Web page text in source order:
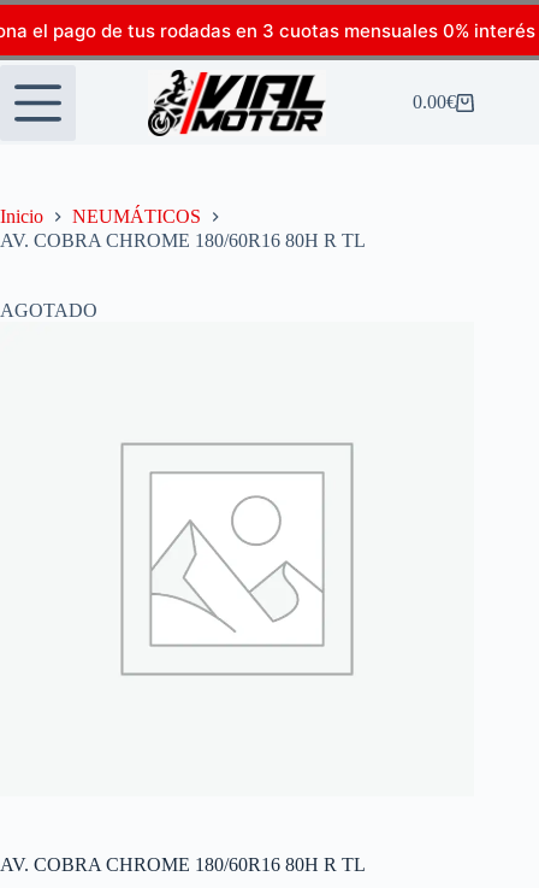
el pago de tus rodadas en 3 cuotas mensuales 0% interés
0.00€
Inicio
NEUMÁTICOS
AV. COBRA CHROME 180/60R16 80H R TL
AGOTADO
AV. COBRA CHROME 180/60R16 80H R TL